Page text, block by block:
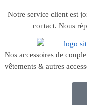
Notre service client est
contact. Nous
Nos accessoires de
vêtements & autres